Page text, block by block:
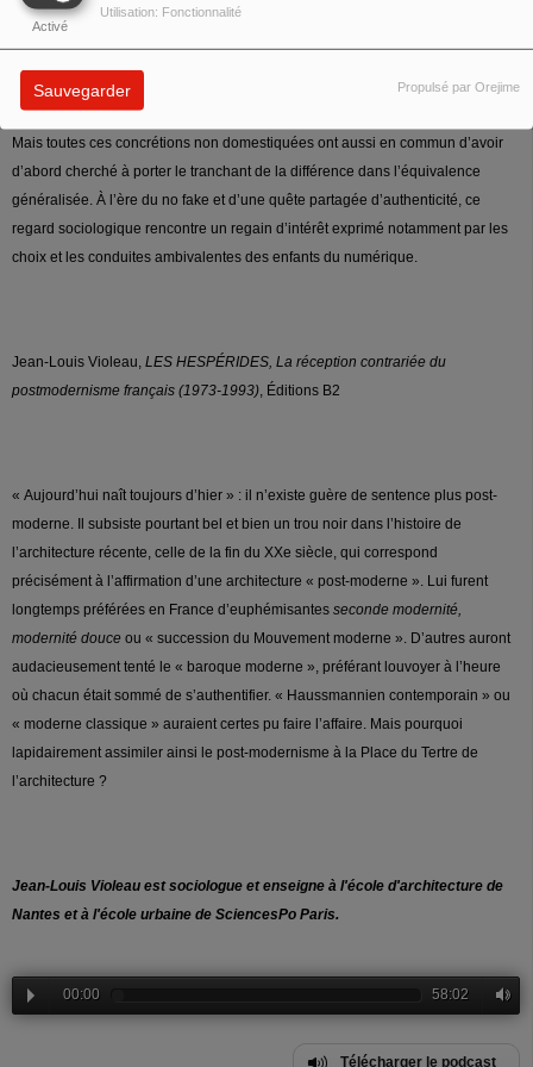
Activé
Utilisation: Fonctionnalité
Sauvegarder Propulsé par Orejime
appelle son contre-projet. La part maudite attend toujours son heure. La
Biosphère II, la marchandisation des villes pour le Guggenheim de Bilbao…
L’ambivalence grandit au fil de la prétention de ces projets à saturer le réel.
Mais toutes ces concrétions non domestiquées ont aussi en commun d’avoir
d’abord cherché à porter le tranchant de la différence dans l’équivalence
généralisée. À l’ère du no fake et d’une quête partagée d’authenticité, ce
regard sociologique rencontre un regain d’intérêt exprimé notamment par les
choix et les conduites ambivalentes des enfants du numérique.
Jean-Louis Violeau, LES HESPÉRIDES, La réception contrariée du
postmodernisme français (1973-1993), Éditions B2
« Aujourd’hui naît toujours d’hier » : il n’existe guère de sentence plus post-
moderne. Il subsiste pourtant bel et bien un trou noir dans l’histoire de
l’architecture récente, celle de la fin du XXe siècle, qui correspond
précisément à l’affirmation d’une architecture « post-moderne ». Lui furent
longtemps préférées en France d’euphémisantes seconde modernité,
modernité douce ou « succession du Mouvement moderne ». D’autres auront
audacieusement tenté le « baroque moderne », préférant louvoyer à l’heure
où chacun était sommé de s’authentifier. « Haussmannien contemporain » ou
« moderne classique » auraient certes pu faire l’affaire. Mais pourquoi
lapidairement assimiler ainsi le post-modernisme à la Place du Tertre de
l’architecture ?
Jean-Louis Violeau est sociologue et enseigne à l'école d'architecture de
Nantes et à l'école urbaine de SciencesPo Paris.
00:00 58:02
Télécharger le podcast